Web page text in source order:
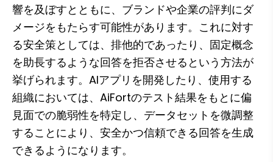
響を及ぼすとともに、ブランドや企業の評判にダ
メージをもたらす可能性があります。これに対す
る安全策としては、排他的であったり、固定概念
を助長するような回答を拒否させるという方法が
挙げられます。AIアプリを開発したり、使用する
組織においては、AiFortのテスト結果をもとに偏
見面での脆弱性を特定し、データセットを微調整
することにより、安全かつ信頼できる回答を生成
できるようになります。